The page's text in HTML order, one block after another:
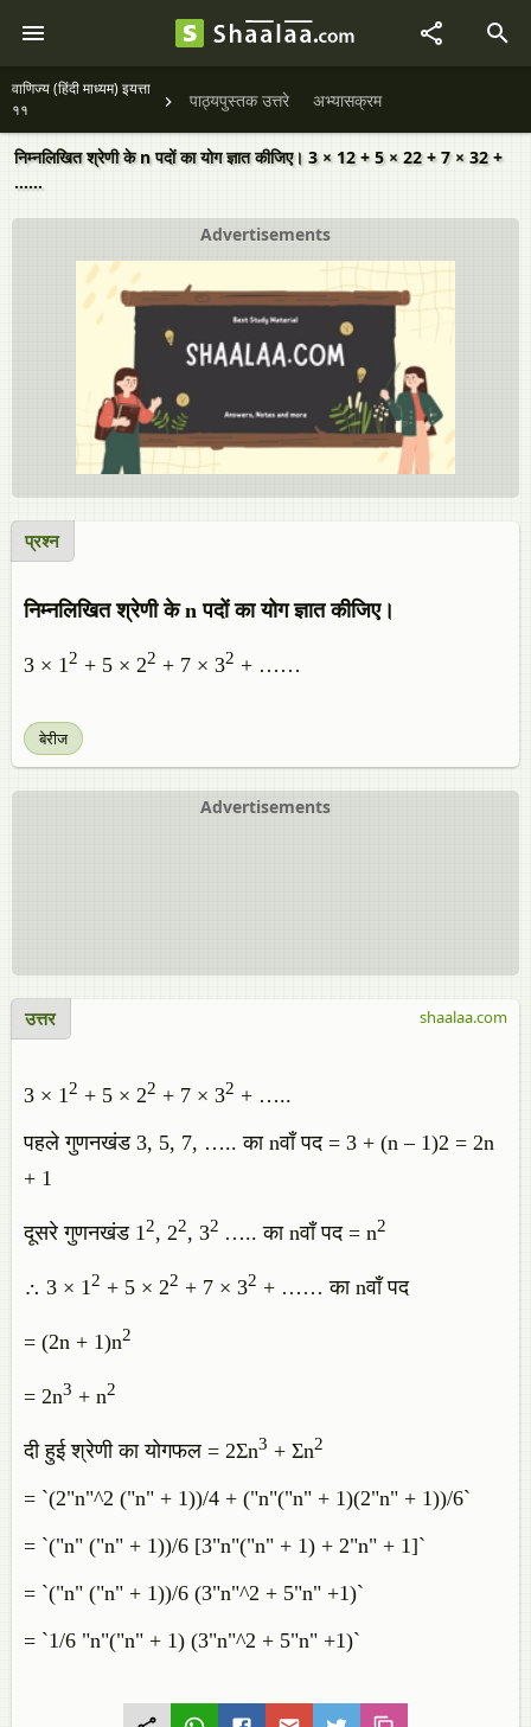
वाणिज्य (हिंदी माध्यम) इयत्ता
११
पाठ्यपुस्तक उत्तरे अभ्यासक्रम
निम्नलिखित श्रेणी के n पदों का योग ज्ञात कीजिए। 3 × 12 + 5 × 22 + 7 × 32 +
……
Advertisements
प्रश्न
निम्नलिखित श्रेणी के n पदों का योग ज्ञात कीजिए।
3 × 12 + 5 × 22 + 7 × 32 + ……
बेरीज
Advertisements
उत्तर
3 × 12 + 5 × 22 + 7 × 32 + …..
पहले गुणनखंड 3, 5, 7, ….. का nवाँ पद = 3 + (n – 1)2 = 2n
+ 1
दूसरे गुणनखंड 12, 22, 32 ….. का nवाँ पद = n2
∴ 3 × 12 + 5 × 22 + 7 × 32 + …… का nवाँ पद
= (2n + 1)n2
= 2n3 + n2
दी हुई श्रेणी का योगफल = 2Σn3 + Σn2
= `(2"n"^2 ("n" + 1))/4 + ("n"("n" + 1)(2"n" + 1))/6`
= `("n" ("n" + 1))/6 [3"n"("n" + 1) + 2"n" + 1]`
= `("n" ("n" + 1))/6 (3"n"^2 + 5"n" +1)`
= `1/6 "n"("n" + 1) (3"n"^2 + 5"n" +1)`
shaalaa.com